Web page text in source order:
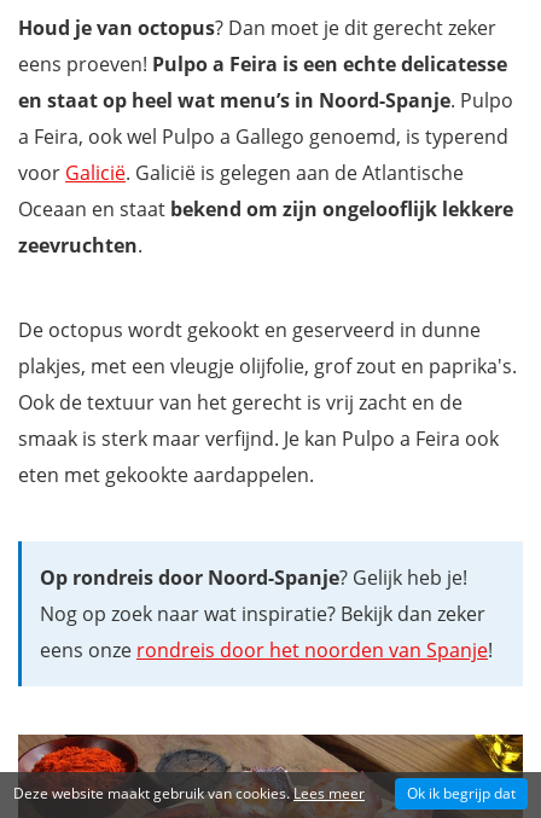
Houd je van octopus? Dan moet je dit gerecht zeker
eens proeven! Pulpo a Feira is een echte delicatesse
en staat op heel wat menu’s in Noord-Spanje. Pulpo
a Feira, ook wel Pulpo a Gallego genoemd, is typerend
voor Galicië. Galicië is gelegen aan de Atlantische
Oceaan en staat bekend om zijn ongelooflijk lekkere
zeevruchten.
De octopus wordt gekookt en geserveerd in dunne
plakjes, met een vleugje olijfolie, grof zout en paprika's.
Ook de textuur van het gerecht is vrij zacht en de
smaak is sterk maar verfijnd. Je kan Pulpo a Feira ook
eten met gekookte aardappelen.
Op rondreis door Noord-Spanje? Gelijk heb je!
Nog op zoek naar wat inspiratie? Bekijk dan zeker
eens onze rondreis door het noorden van Spanje!
Deze website maakt gebruik van cookies.Lees meer Ok ik begrijp dat